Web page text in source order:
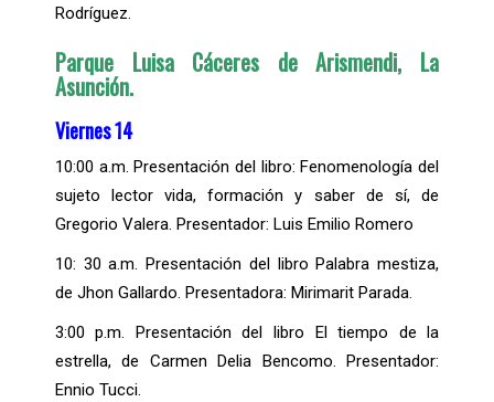
Rodríguez.
Parque Luisa Cáceres de Arismendi, La
Asunción.
Viernes 14
10:00 a.m. Presentación del libro: Fenomenología del
sujeto lector vida, formación y saber de sí, de
Gregorio Valera. Presentador: Luis Emilio Romero
10: 30 a.m. Presentación del libro Palabra mestiza,
de Jhon Gallardo. Presentadora: Mirimarit Parada.
3:00 p.m. Presentación del libro El tiempo de la
estrella, de Carmen Delia Bencomo. Presentador:
Ennio Tucci.